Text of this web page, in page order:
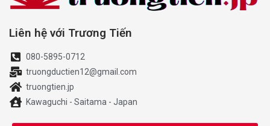
Liên hệ với Trương Tiến
080-5895-0712
truongductien12@gmail.com
truongtien.jp
Kawaguchi - Saitama - Japan